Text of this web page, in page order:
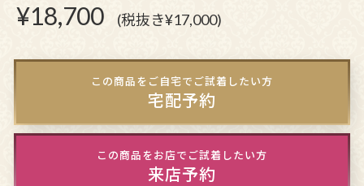
¥18,700 (税抜き¥17,000)
この商品をご自宅でご試着したい方
宅配予約
この商品をお店でご試着したい方
来店予約